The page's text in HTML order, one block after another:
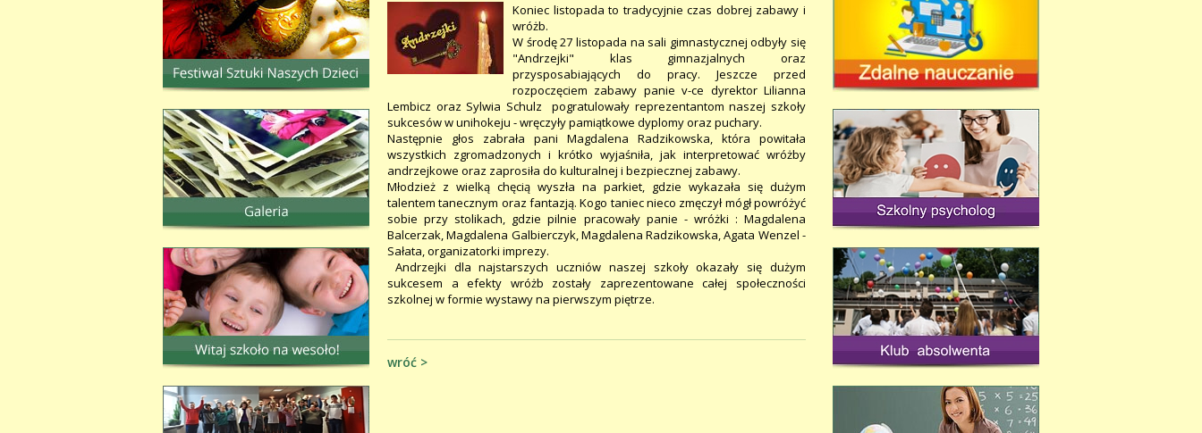
Koniec listopada to tradycyjnie czas dobrej zabawy i
wróżb.
W środę 27 listopada na sali gimnastycznej odbyły się
"Andrzejki" klas gimnazjalnych oraz
przysposabiających do pracy. Jeszcze przed
rozpoczęciem zabawy panie v-ce dyrektor Lilianna
Lembicz oraz Sylwia Schulz pogratulowały reprezentantom naszej szkoły
sukcesów w unihokeju - wręczyły pamiątkowe dyplomy oraz puchary.
Następnie głos zabrała pani Magdalena Radzikowska, która powitała
wszystkich zgromadzonych i krótko wyjaśniła, jak interpretować wróżby
andrzejkowe oraz zaprosiła do kulturalnej i bezpiecznej zabawy.
Młodzież z wielką chęcią wyszła na parkiet, gdzie wykazała się dużym
talentem tanecznym oraz fantazją. Kogo taniec nieco zmęczył mógł powróżyć
sobie przy stolikach, gdzie pilnie pracowały panie - wróżki : Magdalena
Balcerzak, Magdalena Galbierczyk, Magdalena Radzikowska, Agata Wenzel -
Sałata, organizatorki imprezy.
Andrzejki dla najstarszych uczniów naszej szkoły okazały się dużym
sukcesem a efekty wróżb zostały zaprezentowane całej społeczności
szkolnej w formie wystawy na pierwszym piętrze.
wróć >